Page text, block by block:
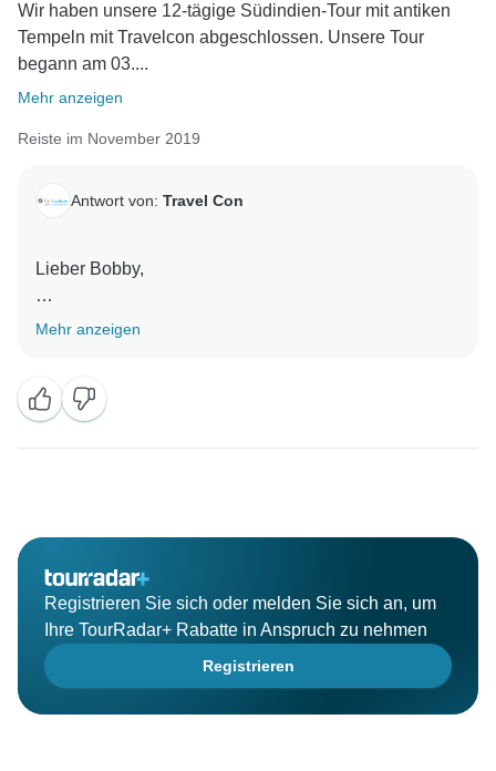
Wir haben unsere 12-tägige Südindien-Tour mit antiken
Tempeln mit Travelcon abgeschlossen. Unsere Tour
begann am 03....
Mehr anzeigen
Reiste im November 2019
Antwort von: Travel Con
Lieber Bobby,
Grüße!
Sie sich Zeit, uns zu ermutigen. Wir haben unsere
Pflicht wirklich erfüllt und wir freuen uns, dass Sie
unsere Dienstleistungen geschätzt haben. Hoffe, Sie
schönen Landes.
Dank und Grüße
Mehr anzeigen
Registrieren Sie sich oder melden Sie sich an, um
Ihre TourRadar+ Rabatte in Anspruch zu nehmen
Registrieren